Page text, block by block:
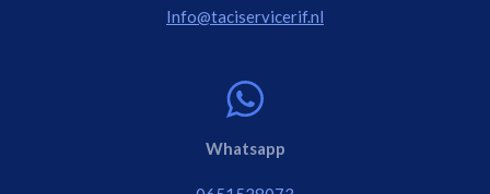
Info@taciservicerif.nl
Whatsapp